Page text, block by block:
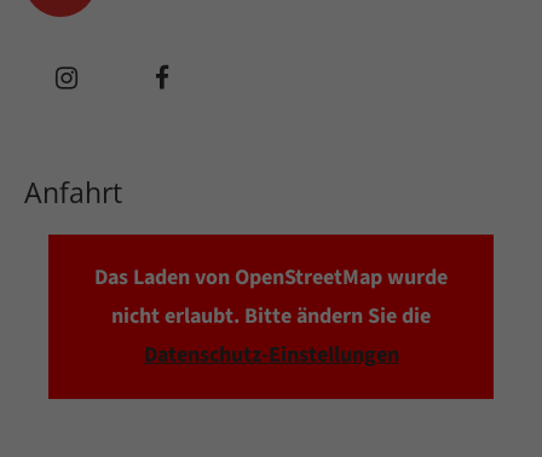
Anfahrt
Das Laden von OpenStreetMap wurde
nicht erlaubt. Bitte ändern Sie die
Datenschutz-Einstellungen